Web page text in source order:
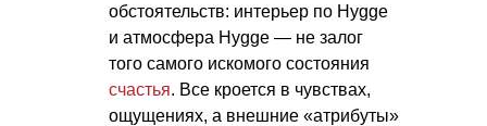
обстоятельств: интерьер по Hygge
и атмосфера Hygge — не залог
того самого искомого состояния
счастья. Все кроется в чувствах,
ощущениях, а внешние «атрибуты»